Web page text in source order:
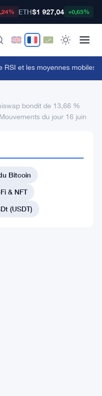
ETH$1 927,04 +0,65%
et les moyennes mobiles
bondit de 13,66 %
du jour 16 juin
Bitcoin
& NFT
(USDT)